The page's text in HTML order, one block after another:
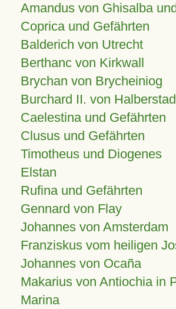
Amandus von Ghisalba
Coprica und Gefährten
Balderich von Utrecht
Berthanc von Kirkwall
Brychan von Brycheiniog
Burchard II. von
Caelestina und Gefährten
Clusus und Gefährten
Timotheus und Diogenes
Elstan
Rufina und Gefährten
Gennard von Flay
Johannes von Amsterdam
Franziskus vom heiligen
Johannes von Ocaña
Makarius von Antiochia in
Marina